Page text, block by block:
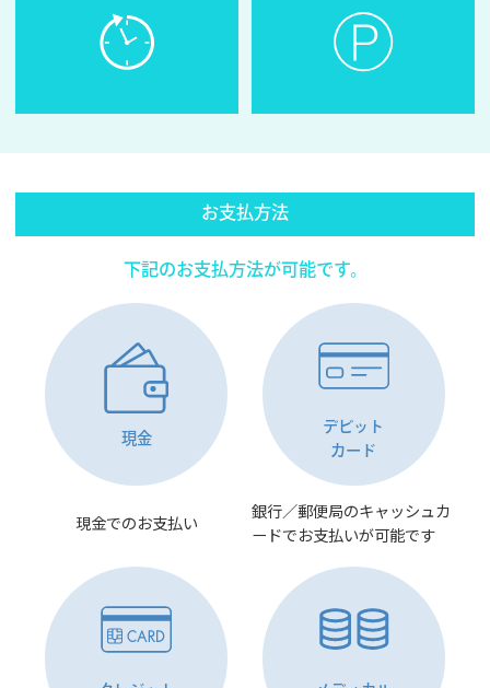
お支払方法
下記のお支払方法が可能です。
現金
現金でのお支払い
デビット
カード
銀行／郵便局のキャッシュカ
ードでお支払いが可能です